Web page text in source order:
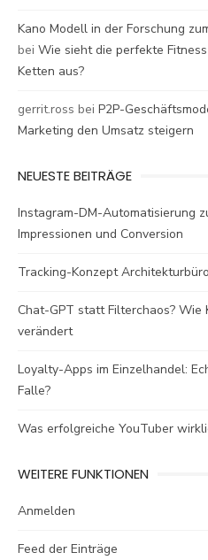
Kano Modell in der Forschung
bei Wie sieht die perfekte
Ketten aus?
gerrit.ross bei P2P-
Marketing den Umsatz steigern
NEUESTE BEITRÄGE
Instagram-DM-Automatisierung
Impressionen und Conversion
Tracking-Konzept
Chat-GPT statt Filterchaos? Wie
verändert
Loyalty-Apps im Einzelhandel:
Falle?
Was erfolgreiche YouTuber
WEITERE FUNKTIONEN
Anmelden
Feed der Einträge